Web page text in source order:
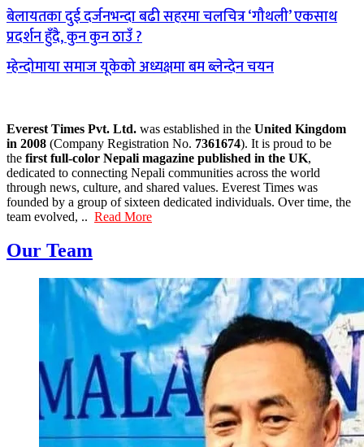
बेलायतका दुई दर्जनभन्दा बढी सहरमा चलचित्र ‘गौथली’ एकसाथ
प्रदर्शन हुँदै, कुन कुन ठाउँ ?
म्हेन्दोमाया समाज यूकेको अध्यक्षमा बम ब्लेन्देन चयन
Everest Times Pvt. Ltd. was established in the United Kingdom
in 2008 (Company Registration No. 7361674). It is proud to be
the first full-color Nepali magazine published in the UK,
dedicated to connecting Nepali communities across the world
through news, culture, and shared values. Everest Times was
founded by a group of sixteen dedicated individuals. Over time, the
team evolved, .. Read More
Our Team